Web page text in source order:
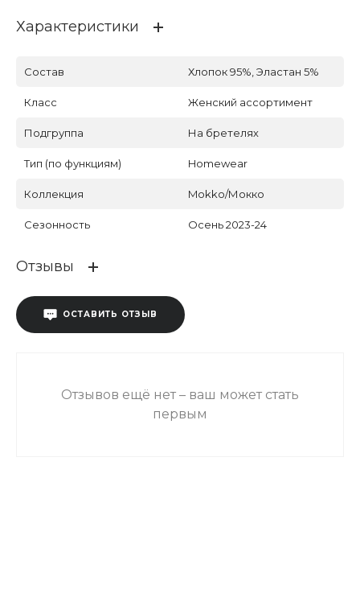
Характеристики
Состав Хлопок 95%, Эластан 5%
Класс Женский ассортимент
Подгруппа На бретелях
Тип (по функциям) Homewear
Коллекция Mokko/Мокко
Сезонность Осень 2023-24
Отзывы
ОСТАВИТЬ ОТЗЫВ
Отзывов ещё нет – ваш может стать
первым